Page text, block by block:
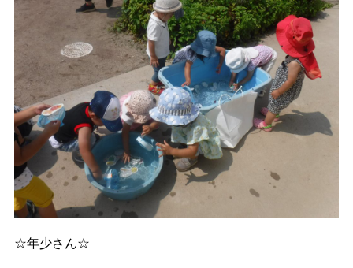
☆年少さん☆